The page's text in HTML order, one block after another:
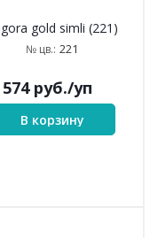
gold simli (221)
№ цв.: 221
574руб./уп
В корзину